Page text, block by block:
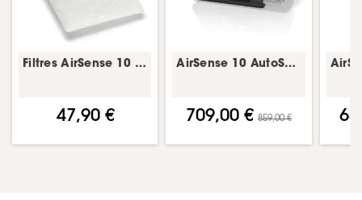
Filtres AirSense 10 – lot de 12 – ResMed
47,90 €
AirSense 10 AutoSet + HumidAir – machine PPC avec humidificateur – ResMed
709,00 € 859,00 €